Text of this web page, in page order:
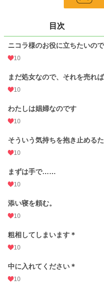
恋愛 12,959 位 / 66,320 件
文字数
2023.06.30 12:49
初回公開日時
初回完結日時 2023.06.30 12:50
週間ポイント
月間ポイント 70 pt (73,336 位)
累計ポイント 45,183 pt (47,051 位)
目次
ニコラ様のお役に立ちたいの
10
まだ処女なので、それを売れ
10
わたしは娼婦なのです
10
そういう気持ちを抱き止める
10
まずは手で……
10
添い寝を頼む。
10
粗相してしまいます＊
10
中に入れてください＊
10